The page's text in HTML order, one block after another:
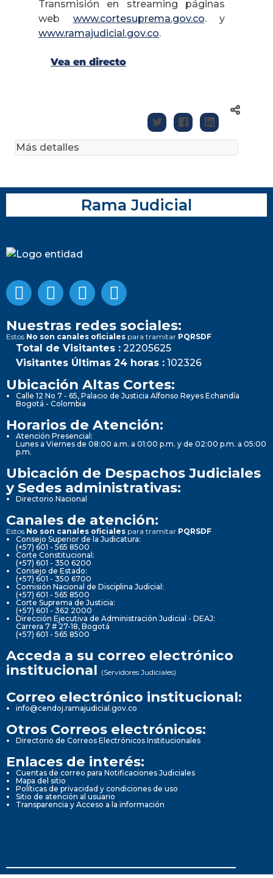
Transmisión en streaming páginas
web www.cortesuprema.gov.co. y
www.ramajudicial.gov.co.
Vea en directo
Más detalles
Rama Judicial
Nuestras redes sociales:
Estos No son canales oficiales para tramitar PQRSDF
Total de Visitantes : 22205625
Visitantes Últimas 24 horas : 102326
Ubicación Altas Cortes:
Calle 12 No 7 - 65, Palacio de Justicia Alfonso Reyes Echandía
Bogotá - Colombia
Horarios de Atención:
Atención Presencial:
Lunes a Viernes de 08:00 a.m. a 01:00 p.m. y de 02:00 p.m. a 05:00
p.m.
Ubicación de Despachos Judiciales
y Sedes administrativas:
Directorio Nacional
Canales de atención:
Estos No son canales oficiales para tramitar PQRSDF
Consejo Superior de la Judicatura:
(+57) 601 - 565 8500
Corte Constitucional:
(+57) 601 - 350 6200
Consejo de Estado:
(+57) 601 - 350 6700
Comisión Nacional de Disciplina Judicial:
(+57) 601 - 565 8500
Corte Suprema de Justicia:
(+57) 601 - 362 2000
Dirección Ejecutiva de Administración Judicial - DEAJ:
Carrera 7 # 27-18, Bogotá
(+57) 601 - 565 8500
Acceda a su correo electrónico
institucional (Servidores Judiciales)
Correo electrónico institucional:
info@cendoj.ramajudicial.gov.co
Otros Correos electrónicos:
Directorio de Correos Electrónicos Institucionales
Enlaces de interés:
Cuentas de correo para Notificaciones Judiciales
Mapa del sitio
Políticas de privacidad y condiciones de uso
Sitio de atención al usuario
Transparencia y Acceso a la información